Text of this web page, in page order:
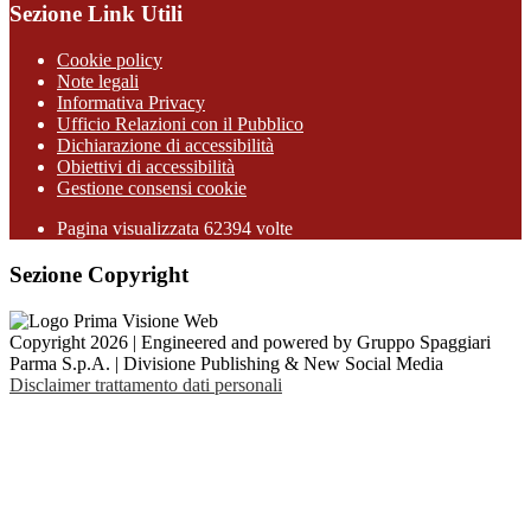
Sezione Link Utili
Cookie policy
Note legali
Informativa Privacy
Ufficio Relazioni con il Pubblico
Dichiarazione di accessibilità
Obiettivi di accessibilità
Gestione consensi cookie
Pagina visualizzata 62394 volte
Sezione Copyright
Copyright 2026 | Engineered and powered by Gruppo Spaggiari
Parma S.p.A. | Divisione Publishing & New Social Media
Disclaimer trattamento dati personali